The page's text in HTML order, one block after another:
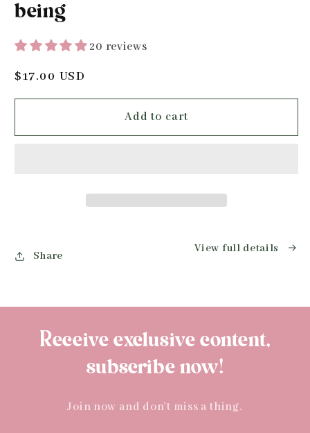
being
20 reviews
Regular
$17.00 USD
Add to cart
Share
View full details
Receive exclusive content,
subscribe now!
Join now and don't miss a thing.